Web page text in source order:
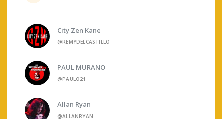
City Zen Kane
@REMYDELCASTILLO
PAUL MURANO
@PAULO21
Allan Ryan
@ALLANRYAN